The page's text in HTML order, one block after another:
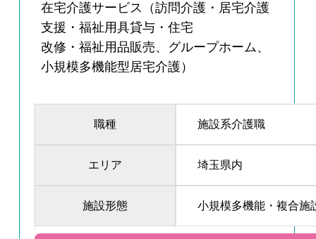
在宅介護サービス（訪問介護・居宅介護
支援・福祉用具貸与・住宅
改修・福祉用品販売、グループホーム、
小規模多機能型居宅介護）
職種 施設系介護職
エリア 埼玉県内
施設形態 小規模多機能・複合施